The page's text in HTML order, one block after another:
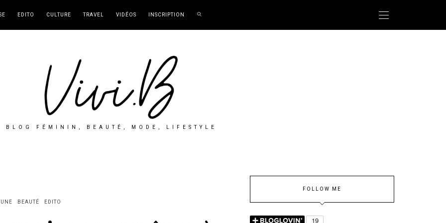
EDITO CULTURE TRAVEL VIDÉOS INSCRIPTION
BLOG FÉMININ, BEAUTÉ, MODE, LIFESTYLE
BEAUTÉ EDITO
FOLLOW ME